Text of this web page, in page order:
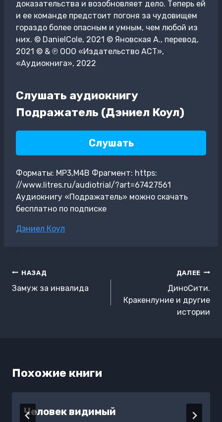
доказательства и возобновляет дело. Теперь ей
и ее команде предстоит погоня за чудовищем
гораздо более опасным и умным, чем любой из
них. © DanielCole, 2021 © Яновская А., перевод,
2021 © & ℗ ООО «Издательство АСТ»,
«Аудиокнига», 2022
Слушать аудиокнигу
Подражатель (Дэниел Коул)
Слушать
Форматы: MP3,M4B Фрагмент: https:
//www.litres.ru/audiotrial/?art=67427561
Аудиокнигу «Подражатель» можно скачать
бесплатно по подписке
Метки
Дэниел Коул
Навигация
по
НАЗАД
Замуж за инвалида
ДАЛЕЕ
ДиноСити.
Кракенлуние и другие
истории
Похожие книги
Человек видимый